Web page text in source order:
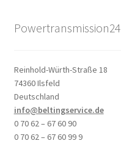
Powertransmission24
Reinhold-Würth-Straße 18
74360 Ilsfeld
Deutschland
info@beltingservice.de
0 70 62 – 67 60 90
0 70 62 – 67 60 99 9